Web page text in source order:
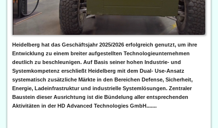
Heidelberg hat das Geschäftsjahr 2025/2026 erfolgreich genutzt, um ihre
Entwicklung zu einem breiter aufgestellten Technologieunternehmen
deutlich zu beschleunigen. Auf Basis seiner hohen Industrie- und
Systemkompetenz erschließt Heidelberg mit dem Dual- Use-Ansatz
systematisch zusätzliche Märkte in den Bereichen Defense, Sicherheit,
Energie, Ladeinfrastruktur und industrielle Systemlösungen. Zentraler
Baustein dieser Ausrichtung ist die Bündelung aller entsprechenden
Aktivitäten in der HD Advanced Technologies GmbH.......